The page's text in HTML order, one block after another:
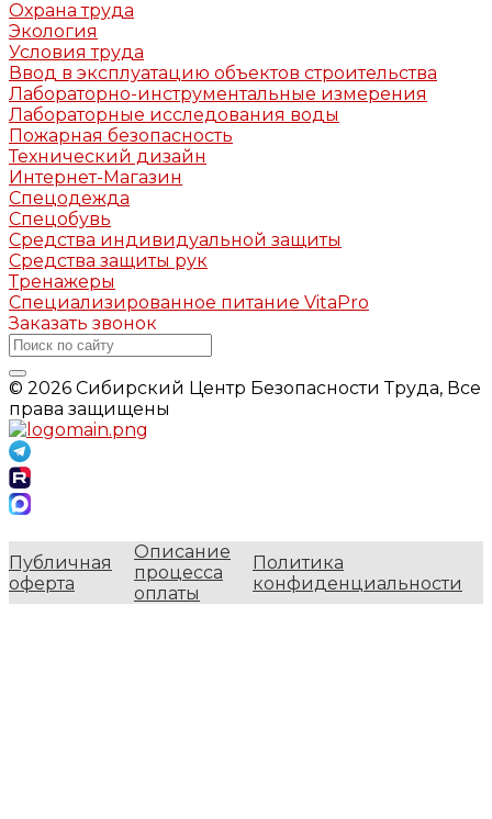
Охрана труда
Экология
Условия труда
Ввод в эксплуатацию объектов строительства
Лабораторно-инструментальные измерения
Лабораторные исследования воды
Пожарная безопасность
Технический дизайн
Интернет-Магазин
Спецодежда
Спецобувь
Средства индивидуальной защиты
Средства защиты рук
Тренажеры
Специализированное питание VitaPro
Заказать звонок
© 2026 Сибирский Центр Безопасности Труда, Все
права защищены
Публичная
оферта
Описание
процесса
оплаты
Политика
конфиденциальности